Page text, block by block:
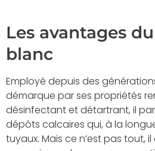
Les avantages
blanc
Employé depuis des
démarque par ses propriétés
désinfectant et détartrant, il
dépôts calcaires qui, à la
tuyaux. Mais ce n’est pas tout,